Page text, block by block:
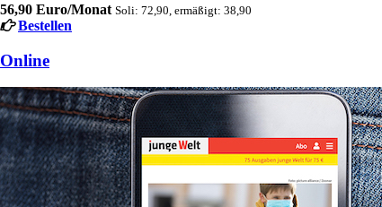
56,90 Euro/Monat Soli: 72,90, ermäßigt: 38,90
Bestellen
Online